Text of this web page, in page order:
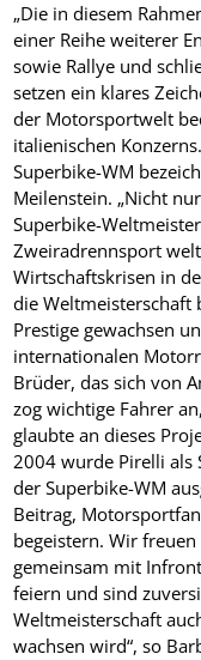
„Die in diesem
einer Reihe weiterer
sowie Rallye und
setzen ein klares
der Motorsportwelt
italienischen
Superbike-WM
Meilenstein. „Nicht
Superbike-
Zweiradrennsport
Wirtschaftskrisen in
die Weltmeisterschaft
Prestige gewachsen
internationalen
Brüder, das sich von
zog wichtige Fahrer
glaubte an dieses
2004 wurde Pirelli als
der Superbike-WM
Beitrag,
begeistern. Wir
gemeinsam mit
feiern und sind
Weltmeisterschaft
wachsen wird“, so